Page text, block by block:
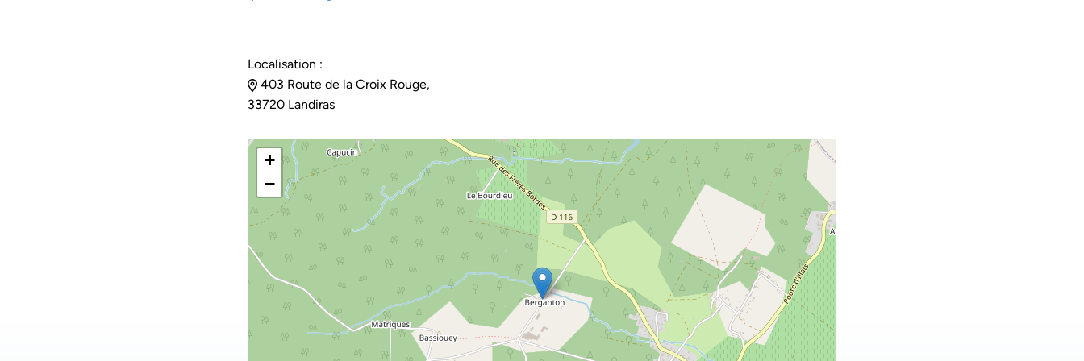
Localisation :
403 Route de la Croix Rouge,
33720 Landiras
+
−